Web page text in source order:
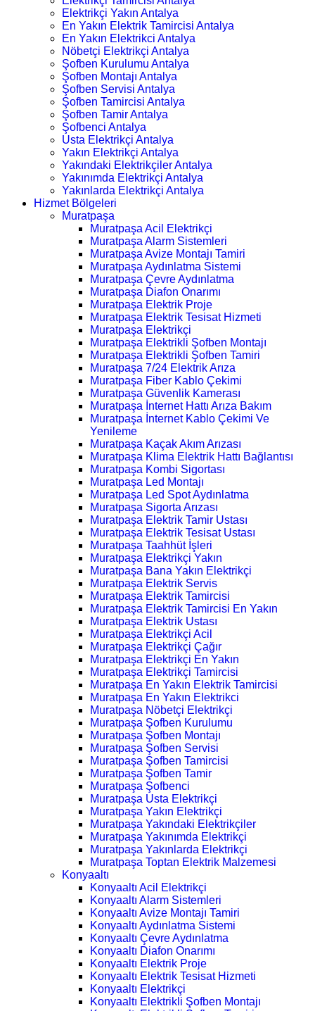
Elektrikçi Yakın Antalya
En Yakın Elektrik Tamircisi Antalya
En Yakın Elektrikci Antalya
Nöbetçi Elektrikçi Antalya
Şofben Kurulumu Antalya
Şofben Montajı Antalya
Şofben Servisi Antalya
Şofben Tamircisi Antalya
Şofben Tamir Antalya
Şofbenci Antalya
Usta Elektrikçi Antalya
Yakın Elektrikçi Antalya
Yakındaki Elektrikçiler Antalya
Yakınımda Elektrikçi Antalya
Yakınlarda Elektrikçi Antalya
Hizmet Bölgeleri
Muratpaşa
Muratpaşa Acil Elektrikçi
Muratpaşa Alarm Sistemleri
Muratpaşa Avize Montajı Tamiri
Muratpaşa Aydınlatma Sistemi
Muratpaşa Çevre Aydınlatma
Muratpaşa Diafon Onarımı
Muratpaşa Elektrik Proje
Muratpaşa Elektrik Tesisat Hizmeti
Muratpaşa Elektrikçi
Muratpaşa Elektrikli Şofben Montajı
Muratpaşa Elektrikli Şofben Tamiri
Muratpaşa 7/24 Elektrik Arıza
Muratpaşa Fiber Kablo Çekimi
Muratpaşa Güvenlik Kamerası
Muratpaşa İnternet Hattı Arıza Bakım
Muratpaşa İnternet Kablo Çekimi Ve
Yenileme
Muratpaşa Kaçak Akım Arızası
Muratpaşa Klima Elektrik Hattı Bağlantısı
Muratpaşa Kombi Sigortası
Muratpaşa Led Montajı
Muratpaşa Led Spot Aydınlatma
Muratpaşa Sigorta Arızası
Muratpaşa Elektrik Tamir Ustası
Muratpaşa Elektrik Tesisat Ustası
Muratpaşa Taahhüt İşleri
Muratpaşa Elektrikçi Yakın
Muratpaşa Bana Yakın Elektrikçi
Muratpaşa Elektrik Servis
Muratpaşa Elektrik Tamircisi
Muratpaşa Elektrik Tamircisi En Yakın
Muratpaşa Elektrik Ustası
Muratpaşa Elektrikçi Acil
Muratpaşa Elektrikçi Çağır
Muratpaşa Elektrikçi En Yakın
Muratpaşa Elektrikçi Tamircisi
Muratpaşa En Yakın Elektrik Tamircisi
Muratpaşa En Yakın Elektrikci
Muratpaşa Nöbetçi Elektrikçi
Muratpaşa Şofben Kurulumu
Muratpaşa Şofben Montajı
Muratpaşa Şofben Servisi
Muratpaşa Şofben Tamircisi
Muratpaşa Şofben Tamir
Muratpaşa Şofbenci
Muratpaşa Usta Elektrikçi
Muratpaşa Yakın Elektrikçi
Muratpaşa Yakındaki Elektrikçiler
Muratpaşa Yakınımda Elektrikçi
Muratpaşa Yakınlarda Elektrikçi
Muratpaşa Toptan Elektrik Malzemesi
Konyaaltı
Konyaaltı Acil Elektrikçi
Konyaaltı Alarm Sistemleri
Konyaaltı Avize Montajı Tamiri
Konyaaltı Aydınlatma Sistemi
Konyaaltı Çevre Aydınlatma
Konyaaltı Diafon Onarımı
Konyaaltı Elektrik Proje
Konyaaltı Elektrik Tesisat Hizmeti
Konyaaltı Elektrikçi
Konyaaltı Elektrikli Şofben Montajı